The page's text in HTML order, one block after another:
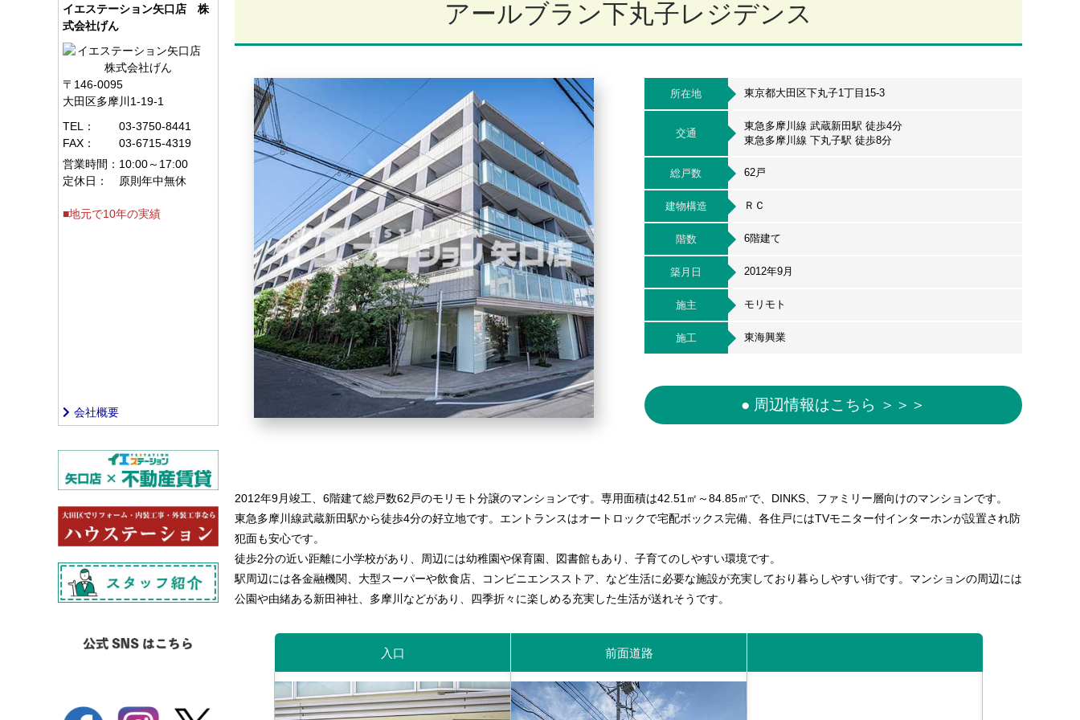
イエステーション矢口店 株
式会社げん
〒146-0095
大田区多摩川1-19-1
TEL：
03-3750-8441
FAX：
03-6715-4319
営業時間： 10:00～17:00
定休日：
原則年中無休
■地元で10年の実績
会社概要
アールブラン下丸子レジデンス
所在地 東京都大田区下丸子1丁目15-3
交通
東急多摩川線 武蔵新田駅 徒歩4分
東急多摩川線 下丸子駅 徒歩8分
総戸数 62戸
建物構造 ＲＣ
階数 6階建て
築月日 2012年9月
施主 モリモト
施工 東海興業
● 周辺情報はこちら ＞＞＞
2012年9月竣工、6階建て総戸数62戸のモリモト分譲のマンションです。専用面積は42.51㎡～84.85㎡で、DINKS、ファミリー層向けのマンションです。
東急多摩川線武蔵新田駅から徒歩4分の好立地です。エントランスはオートロックで宅配ボックス完備、各住戸にはTVモニター付インターホンが設置され防
犯面も安心です。
徒歩2分の近い距離に小学校があり、周辺には幼稚園や保育園、図書館もあり、子育てのしやすい環境です。
駅周辺には各金融機関、大型スーパーや飲食店、コンビニエンスストア、など生活に必要な施設が充実しており暮らしやすい街です。マンションの周辺には
公園や由緒ある新田神社、多摩川などがあり、四季折々に楽しめる充実した生活が送れそうです。
入口 前面道路